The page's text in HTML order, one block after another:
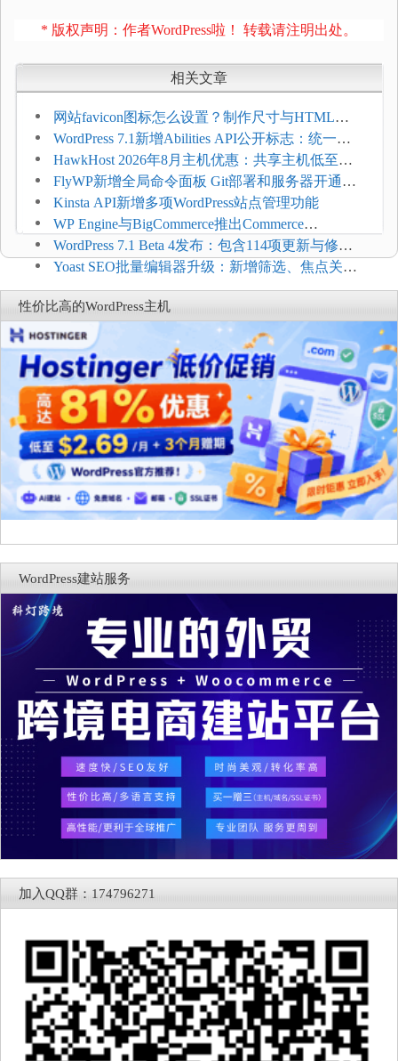
* 版权声明：作者WordPress啦！ 转载请注明出处。
相关文章
网站favicon图标怎么设置？制作尺寸与HTML添
加方法
WordPress 7.1新增Abilities API公开标志：统一支
持REST API、MCP与AI代理
HawkHost 2026年8月主机优惠：共享主机低至
$2.61/月，高性能主机同步折扣
FlyWP新增全局命令面板 Git部署和服务器开通更
方便
Kinsta API新增多项WordPress站点管理功能
WP Engine与BigCommerce推出Commerce
Connect：WordPress商店可保留前台体验并扩展电
商能力
WordPress 7.1 Beta 4发布：包含114项更新与修
复，仅建议在测试环境体验
Yoast SEO批量编辑器升级：新增筛选、焦点关键
词与AI元数据草稿
性价比高的WordPress主机
WordPress建站服务
加入QQ群：174796271